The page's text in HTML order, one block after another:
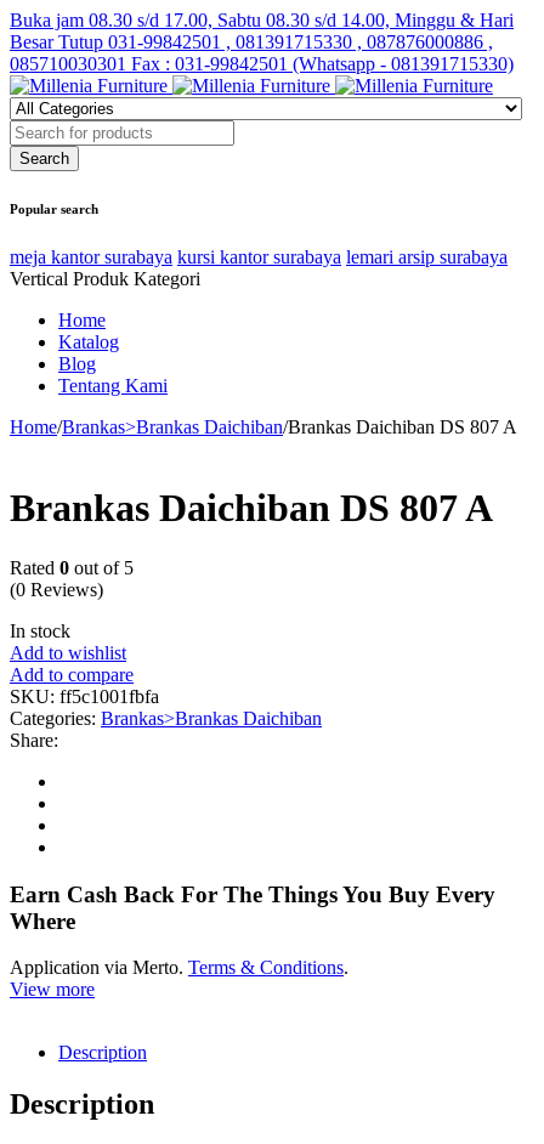
Buka jam 08.30 s/d 17.00, Sabtu 08.30 s/d 14.00, Minggu & Hari
Besar Tutup 031-99842501 , 081391715330 , 087876000886 ,
085710030301 Fax : 031-99842501 (Whatsapp - 081391715330)
Popular search
meja kantor surabaya kursi kantor surabaya lemari arsip surabaya
Vertical Produk Kategori
Home
Katalog
Blog
Tentang Kami
Home/Brankas>Brankas Daichiban/Brankas Daichiban DS 807 A
Brankas Daichiban DS 807 A
Rated 0 out of 5
(0 Reviews)
In stock
Add to wishlist
Add to compare
SKU: ff5c1001fbfa
Categories: Brankas>Brankas Daichiban
Share:
Earn Cash Back For The Things You Buy Every
Where
Application via Merto. Terms & Conditions.
View more
Description
Description